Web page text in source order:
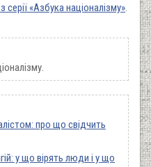
серії «Азбука націоналізму».
про що свідчить
у що вірять люди і у що